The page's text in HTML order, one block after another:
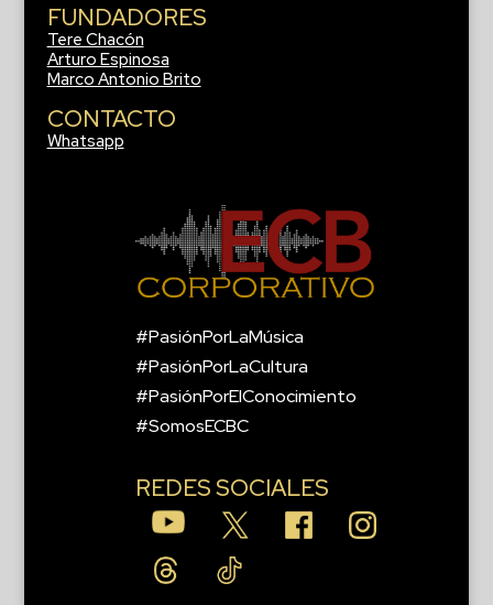
FUNDADORES
Tere Chacón
Arturo Espinosa
Marco Antonio Brito
CONTACTO
Whatsapp
#PasiónPorLaMúsica
#PasiónPorLaCultura
#PasiónPorElConocimiento
#SomosECBC
REDES SOCIALES